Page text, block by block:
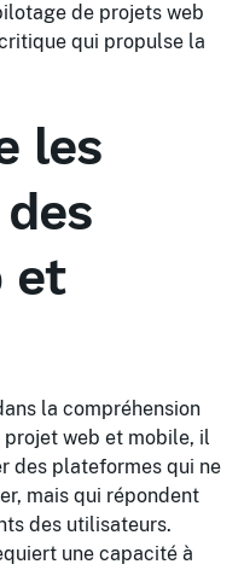
de projets web
qui propulse la
les
et
la compréhension
web et mobile, il
des plateformes qui ne
mais qui répondent
des utilisateurs.
une capacité à